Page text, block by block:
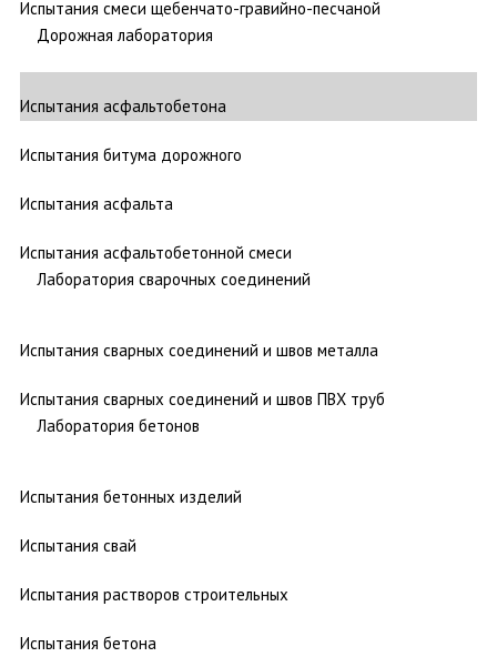
Испытания смеси щебенчато-гравийно-песчаной
Дорожная лаборатория
Испытания асфальтобетона
Испытания битума дорожного
Испытания асфальта
Испытания асфальтобетонной смеси
Лаборатория сварочных соединений
Испытания сварных соединений и швов металла
Испытания сварных соединений и швов ПВХ труб
Лаборатория бетонов
Испытания бетонных изделий
Испытания свай
Испытания растворов строительных
Испытания бетона